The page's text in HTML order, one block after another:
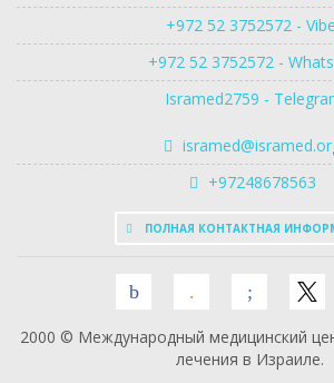
+972 52 3752572 -
+972 52 3752572 -
Isramed2759 -
+97248678563
ПОЛНАЯ КОНТАКТНАЯ
2000 © Международный медицинский
лечения в Израиле.